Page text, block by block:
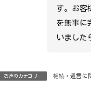
す。お客
を無事に
いました
お声のカテゴリー 相続・遺言に